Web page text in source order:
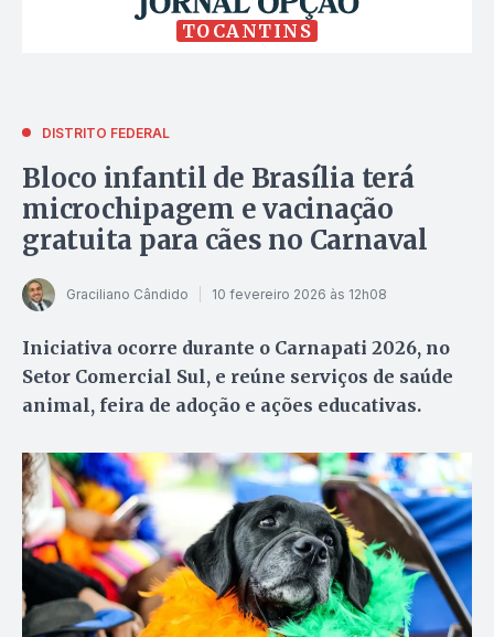
TOCANTINS
DISTRITO FEDERAL
Bloco infantil de Brasília terá
microchipagem e vacinação
gratuita para cães no Carnaval
Graciliano Cândido 10 fevereiro 2026 às 12h08
Iniciativa ocorre durante o Carnapati 2026, no
Setor Comercial Sul, e reúne serviços de saúde
animal, feira de adoção e ações educativas.